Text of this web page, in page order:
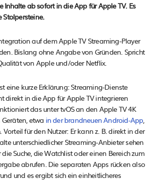
Inhalte ab sofort in die App für Apple TV. Es
auf dem Apple TV Streaming-Player
Bislang ohne Angabe von Gründen. Spricht
von Apple und/oder Netflix.
eine kurze Erklärung: Streaming-Dienste
direkt in die App für Apple TV integrieren
das unter tvOS an den Apple TV 4K
etwa in der brandneuen Android-App,
für den Nutzer: Er kann z. B. direkt in der
unterschiedlicher Streaming-Anbieter sehen
Suche, die Watchlist oder einen Bereich zum
abrufen. Die separaten Apps rücken also
und es ergibt sich ein einheitlicheres